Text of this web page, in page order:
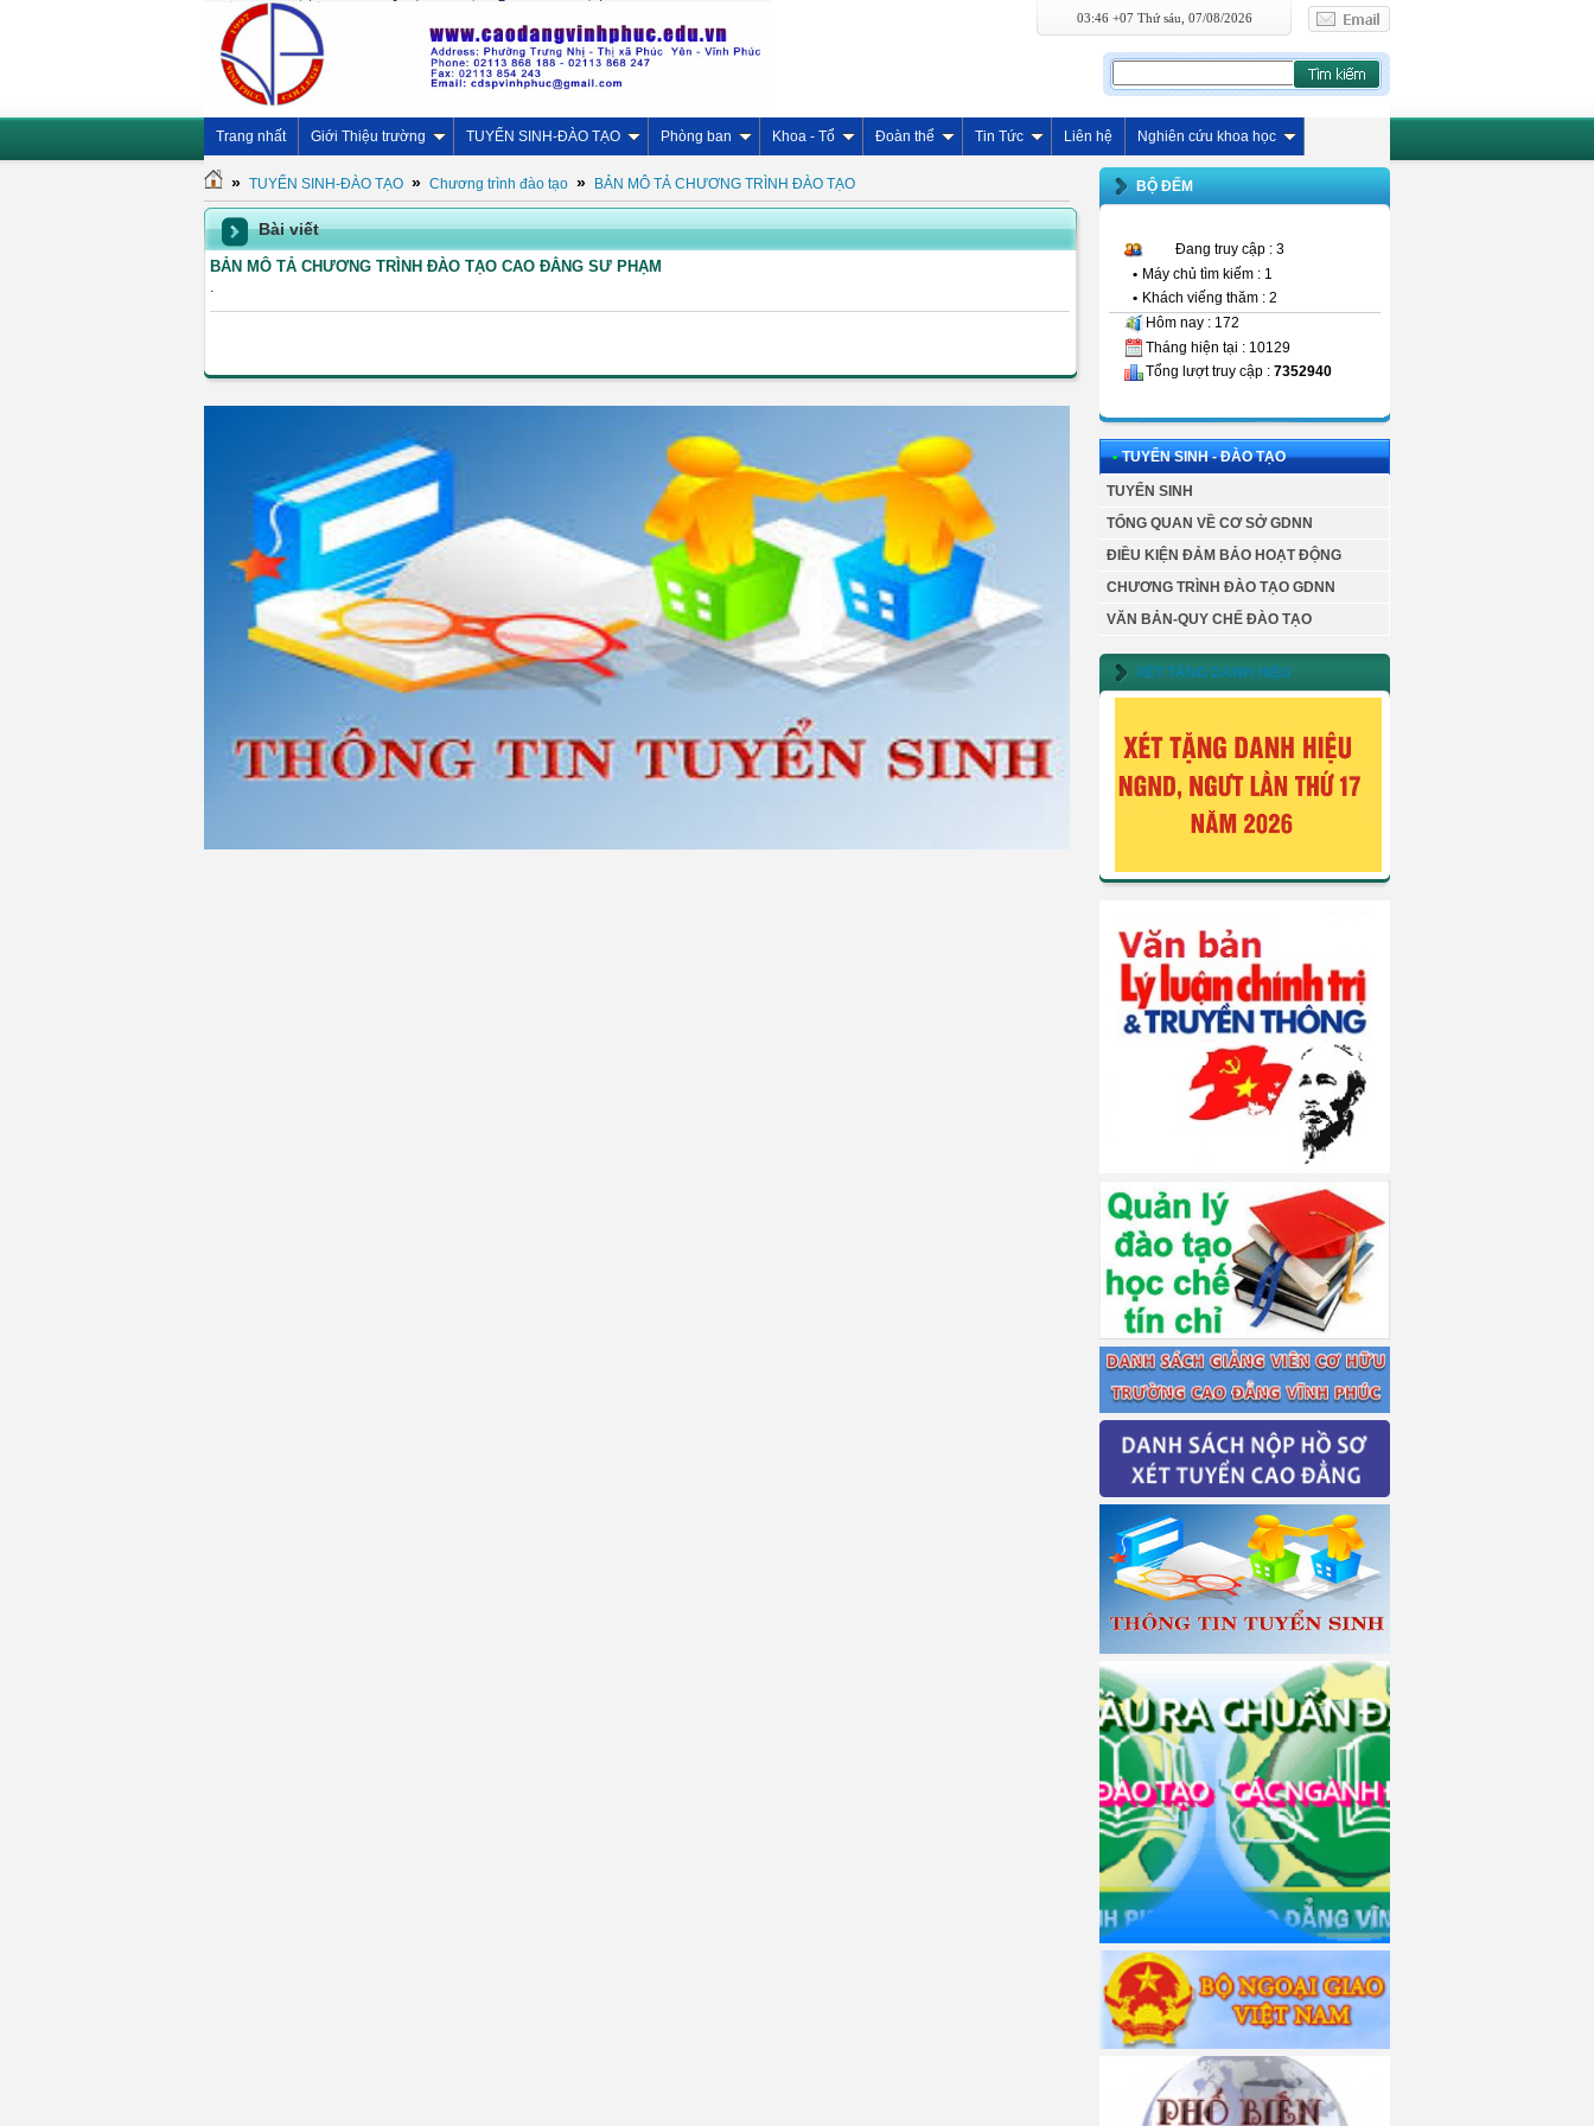
03:46 +07 Thứ sáu, 07/08/2026
Trang nhất Giới Thiệu trường TUYỂN SINH-ĐÀO TẠO Phòng ban Khoa - Tổ Đoàn thể Tin Tức Liên hệ Nghiên cứu khoa học
» TUYỂN SINH-ĐÀO TẠO » Chương trình đào tạo » BẢN MÔ TẢ CHƯƠNG TRÌNH ĐÀO TẠO
Bài viết
BẢN MÔ TẢ CHƯƠNG TRÌNH ĐÀO TẠO CAO ĐẲNG SƯ PHẠM
.
BỘ ĐẾM
Đang truy cập : 3
• Máy chủ tìm kiếm : 1
• Khách viếng thăm : 2
Hôm nay : 172
Tháng hiện tại : 10129
Tổng lượt truy cập : 7352940
• TUYỂN SINH - ĐÀO TẠO
TUYỂN SINH
TỔNG QUAN VỀ CƠ SỞ GDNN
ĐIỀU KIỆN ĐẢM BẢO HOẠT ĐỘNG
CHƯƠNG TRÌNH ĐÀO TẠO GDNN
VĂN BẢN-QUY CHẾ ĐÀO TẠO
XÉT TẶNG DANH HIỆU